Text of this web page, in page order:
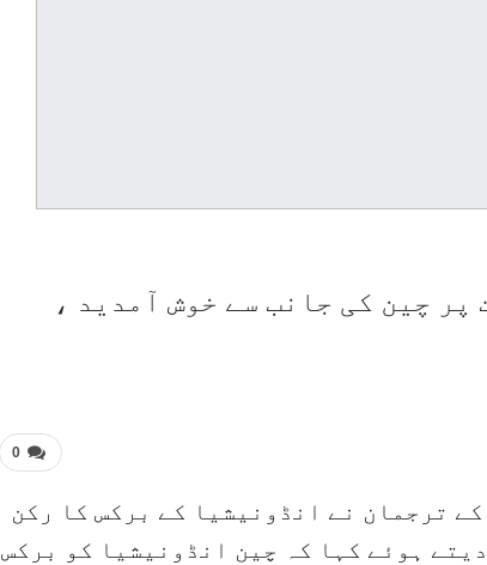
چین کی جانب سے خوش آمدید ،
0
ترجمان نے انڈونیشیا کے برکس کا رکن
ہوئے کہا کہ چین انڈونیشیا کو برکس